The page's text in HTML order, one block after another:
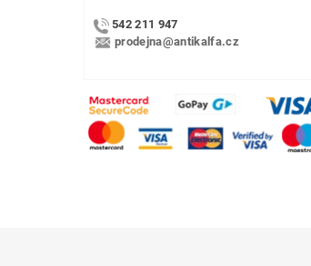
542 211 947
prodejna@antikalfa.cz